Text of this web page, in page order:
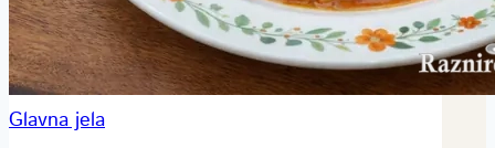
Glavna jela